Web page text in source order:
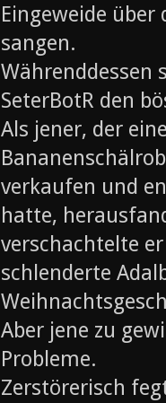
Eingeweide
sangen.
Währenddessen
SeterBotR den
Als jener, der
verkaufen und
hatte,
verschachtelte
schlenderte
Aber jene zu
Probleme.
Zerstörerisch